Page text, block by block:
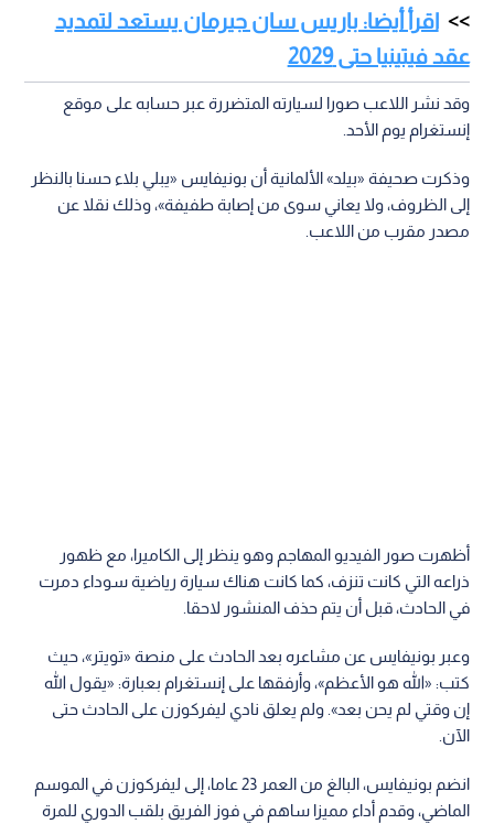
اقرأ أيضا: باريس سان جيرمان يستعد لتمديد
عقد فيتينيا حتى 2029
وقد نشر اللاعب صورا لسيارته المتضررة عبر حسابه على موقع
إنستغرام يوم الأحد.
وذكرت صحيفة «بيلد» الألمانية أن بونيفايس «يبلي بلاء حسنا بالنظر
إلى الظروف، ولا يعاني سوى من إصابة طفيفة»، وذلك نقلا عن
مصدر مقرب من اللاعب.
أظهرت صور الفيديو المهاجم وهو ينظر إلى الكاميرا، مع ظهور
ذراعه التي كانت تنزف، كما كانت هناك سيارة رياضية سوداء دمرت
في الحادث، قبل أن يتم حذف المنشور لاحقا.
وعبر بونيفايس عن مشاعره بعد الحادث على منصة «تويتر»، حيث
كتب: «الله هو الأعظم»، وأرفقها على إنستغرام بعبارة: «يقول الله
إن وقتي لم يحن بعد». ولم يعلق نادي ليفركوزن على الحادث حتى
الآن.
انضم بونيفايس، البالغ من العمر 23 عاما، إلى ليفركوزن في الموسم
الماضي، وقدم أداء مميزا ساهم في فوز الفريق بلقب الدوري للمرة